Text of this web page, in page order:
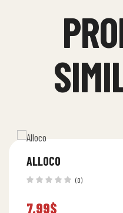
ALLOCO
(0)
7.99$